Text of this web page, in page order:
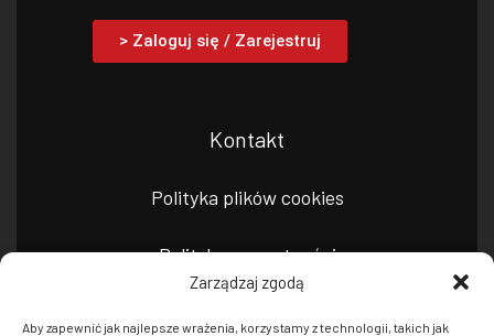
Zarządzaj zgodą
Aby zapewnić jak najlepsze wrażenia, korzystamy z technologii, takich jak
> Zaloguj się / Zarejestruj
Kontakt
Polityka plików cookies
Polityka prywatności